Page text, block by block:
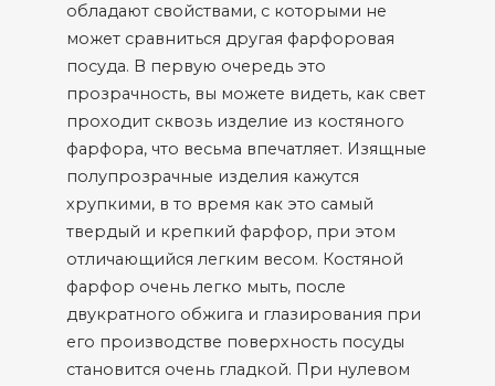
обладают свойствами, с которыми не
может сравниться другая фарфоровая
посуда. В первую очередь это
прозрачность, вы можете видеть, как свет
проходит сквозь изделие из костяного
фарфора, что весьма впечатляет. Изящные
полупрозрачные изделия кажутся
хрупкими, в то время как это самый
твердый и крепкий фарфор, при этом
отличающийся легким весом. Костяной
фарфор очень легко мыть, после
двукратного обжига и глазирования при
его производстве поверхность посуды
становится очень гладкой. При нулевом